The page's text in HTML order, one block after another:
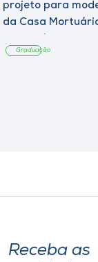
projeto para
da Casa
Graduação
Receba as